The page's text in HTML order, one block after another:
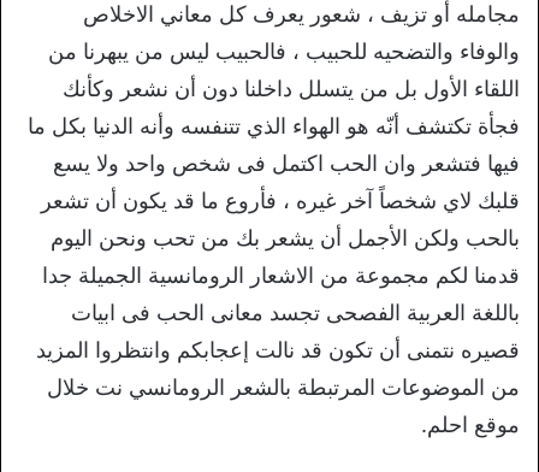
مجامله أو تزيف ، شعور يعرف كل معاني الاخلاص
والوفاء والتضحيه للحبيب ، فالحبيب ليس من يبهرنا من
اللقاء الأول بل من يتسلل داخلنا دون أن نشعر وكأنك
فجأة تكتشف أنّه هو الهواء الذي تتنفسه وأنه الدنيا بكل ما
فيها فتشعر وان الحب اكتمل فى شخص واحد ولا يسع
قلبك لاي شخصاً آخر غيره ، فأروع ما قد يكون أن تشعر
بالحب ولكن الأجمل أن يشعر بك من تحب ونحن اليوم
قدمنا لكم مجموعة من الاشعار الرومانسية الجميلة جدا
باللغة العربية الفصحى تجسد معانى الحب فى ابيات
قصيره نتمنى أن تكون قد نالت إعجابكم وانتظروا المزيد
من الموضوعات المرتبطة بالشعر الرومانسي نت خلال
موقع احلم.